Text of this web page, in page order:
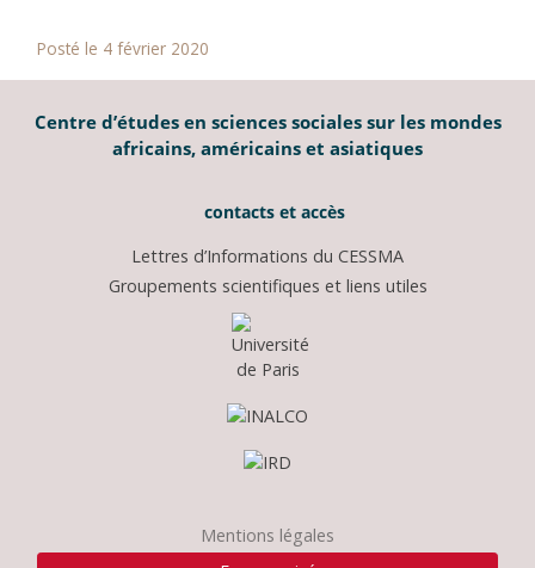
Posté le 4 février 2020
Centre d’études en sciences sociales sur les mondes
africains, américains et asiatiques
contacts et accès
Lettres d’Informations du CESSMA
Groupements scientifiques et liens utiles
Mentions légales